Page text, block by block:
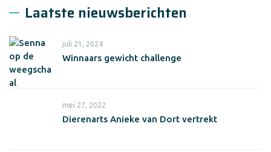
Laatste nieuwsberichten
juli 21, 2024
Winnaars gewicht challenge
mei 27, 2022
Dierenarts Anieke van Dort vertrekt